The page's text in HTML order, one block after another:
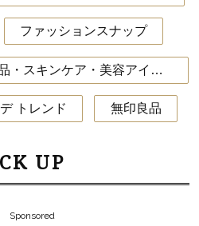
ファッションスナップ
40代におすすめの化粧品・スキンケア・美容アイテム
トレンド 無印良品
UP
Sponsored